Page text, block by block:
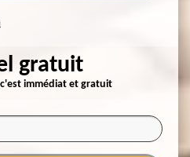
gratuit
immédiat et gratuit